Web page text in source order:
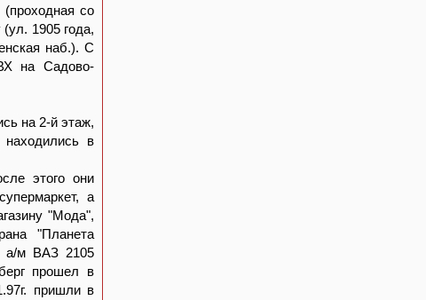
со
1905 года,
наб.). С
на Садово-
на 2-й этаж,
в
этого они
а
"Мода",
"Планета
а/м ВАЗ 2105
прошел в
пришли в